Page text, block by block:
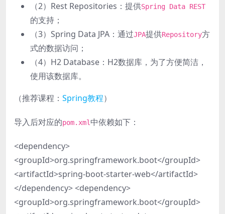
（2）Rest Repositories：提供Spring Data REST
的支持；
（3）Spring Data JPA：通过JPA提供Repository方
式的数据访问；
（4）H2 Database：H2数据库，为了方便简洁，
使用该数据库。
（推荐课程： Spring教程）
导入后对应的pom.xml 中依赖如下：
<dependency>
<groupId>org.springframework.boot</groupId>
<artifactId>spring-boot-starter-web</artifactId>
</dependency> <dependency>
<groupId>org.springframework.boot</groupId>